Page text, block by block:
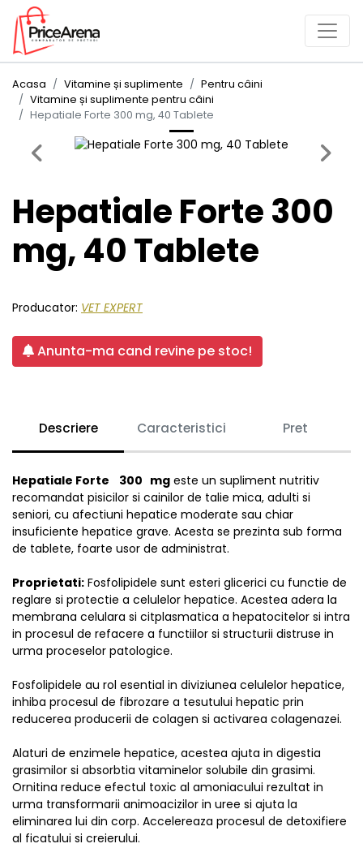
Acasa Vitamine și suplimente
Pentru câini
Vitamine și suplimente pentru câini
Hepatiale Forte 300 mg, 40 Tablete
Previous Next
Hepatiale Forte 300
mg, 40 Tablete
Producator: VET EXPERT
Anunta-ma cand revine pe stoc!
Descriere Caracteristici Pret
Hepatiale Forte 300 mg este un supliment nutritiv
recomandat pisicilor si cainilor de talie mica, adulti si
seniori, cu afectiuni hepatice moderate sau chiar
insuficiente hepatice grave. Acesta se prezinta sub forma
de tablete, foarte usor de administrat.
Proprietati: Fosfolipidele sunt esteri glicerici cu functie de
reglare si protectie a celulelor hepatice. Acestea adera la
membrana celulara si citplasmatica a hepatocitelor si intra
in procesul de refacere a functiilor si structurii distruse in
urma proceselor patologice.
Fosfolipidele au rol esential in diviziunea celulelor hepatice,
inhiba procesul de fibrozare a tesutului hepatic prin
reducerea producerii de colagen si activarea colagenazei.
Alaturi de enzimele hepatice, acestea ajuta in digestia
grasimilor si absorbtia vitaminelor solubile din grasimi.
Ornitina reduce efectul toxic al amoniacului rezultat in
urma transformarii animoacizilor in uree si ajuta la
eliminarea lui din corp. Accelereaza procesul de detoxifiere
al ficatului si creierului.